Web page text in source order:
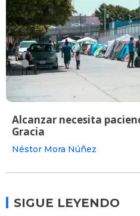
Alcanzar necesita
Gracia
Néstor Mora Núñez
SIGUE LEYENDO